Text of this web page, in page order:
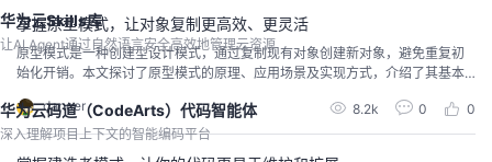
华为云Skills库
让AI Agent通过自然语言安全高效地管理云资源
华为云码道（CodeArts）代码智能体
深入理解项目上下文的智能编码平台
件质量，减少后期维护成本。
掌握原型模式，让对象复制更高效、更灵活
原型模式是一种创建型设计模式，通过复制现有对象创建新对象，避免重复初
始化开销。本文探讨了原型模式的原理、应用场景及实现方式，介绍了其基本
时，总结了原型模式的优势与局限性，为实际应用提供参考。学习原型模式有
助于开发者高效处理相似对象的创建需求，提升软件开发效率和质量。在适当
dancer 8.2k 0 0